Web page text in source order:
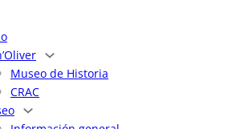
Museo de Historia
CRAC